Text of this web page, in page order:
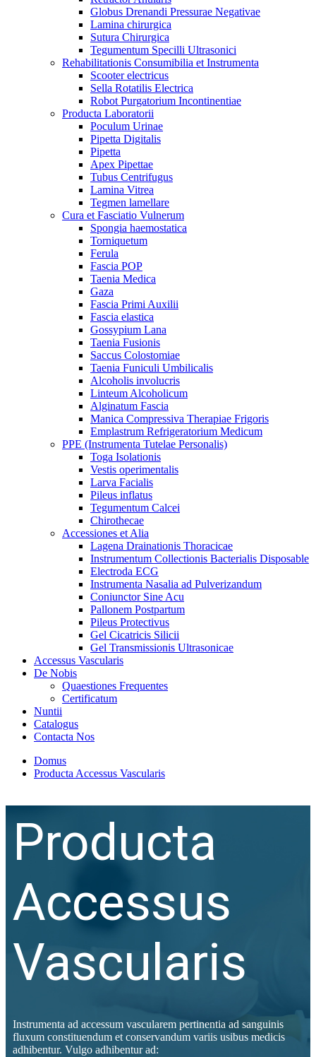
Globus Drenandi Pressurae Negativae
Lamina chirurgica
Sutura Chirurgica
Tegumentum Specilli Ultrasonici
Rehabilitationis Consumibilia et Instrumenta
Scooter electricus
Sella Rotatilis Electrica
Robot Purgatorium Incontinentiae
Producta Laboratorii
Poculum Urinae
Pipetta Digitalis
Pipetta
Apex Pipettae
Tubus Centrifugus
Lamina Vitrea
Tegmen lamellare
Cura et Fasciatio Vulnerum
Spongia haemostatica
Torniquetum
Ferula
Fascia POP
Taenia Medica
Gaza
Fascia Primi Auxilii
Fascia elastica
Gossypium Lana
Taenia Fusionis
Saccus Colostomiae
Taenia Funiculi Umbilicalis
Alcoholis involucris
Linteum Alcoholicum
Alginatum Fascia
Manica Compressiva Therapiae Frigoris
Emplastrum Refrigeratorium Medicum
PPE (Instrumenta Tutelae Personalis)
Toga Isolationis
Vestis operimentalis
Larva Facialis
Pileus inflatus
Tegumentum Calcei
Chirothecae
Accessiones et Alia
Lagena Drainationis Thoracicae
Instrumentum Collectionis Bacterialis Disposable
Electroda ECG
Instrumenta Nasalia ad Pulverizandum
Coniunctor Sine Acu
Pallonem Postpartum
Pileus Protectivus
Gel Cicatricis Silicii
Gel Transmissionis Ultrasonicae
Accessus Vascularis
De Nobis
Quaestiones Frequentes
Certificatum
Nuntii
Catalogus
Contacta Nos
Domus
Producta Accessus Vascularis
Producta
Accessus
Vascularis
Instrumenta ad accessum vascularem pertinentia ad sanguinis
fluxum constituendum et conservandum variis usibus medicis
adhibentur. Vulgo adhibentur ad: